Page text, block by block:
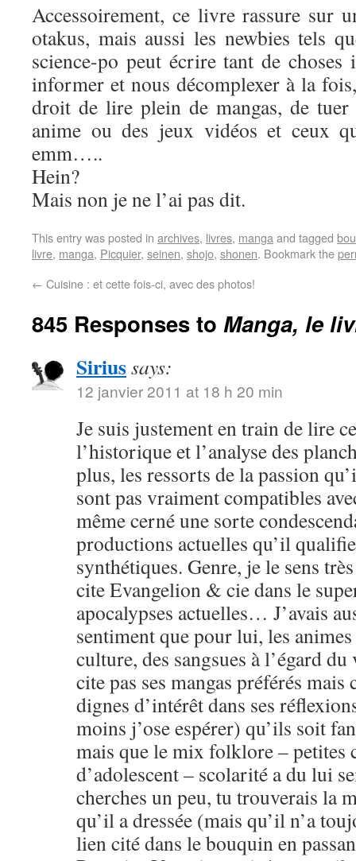
Accessoirement, ce livre rassure sur
otakus, mais aussi les newbies tels
science-po peut écrire tant de choses
informer et nous décomplexer à la
droit de lire plein de mangas, de tuer
anime ou des jeux vidéos et ceux
emm…..
Hein?
Mais non je ne l’ai pas dit.
This entry was posted in archives, livres, manga and tagged
livre, manga, Picquier, seinen, shojo, shonen. Bookmark the
← Cuisine : et cette fois-ci, avec des photos!
845 Responses to Manga, le
Siriussays:
12 janvier 2011 at 18 h 20 min
Je suis justement en train de lire
l’historique et l’analyse des
plus, les ressorts de la passion
sont pas vraiment compatibles
même cerné une sorte
productions actuelles qu’il
synthétiques. Genre, je le sens
cite Evangelion & cie dans le
apocalypses actuelles… J’avais
sentiment que pour lui, les
culture, des sangsues à l’égard
cite pas ses mangas préférés
dignes d’intérêt dans ses
moins j’ose espérer) qu’ils soit
mais que le mix folklore – petites
d’adolescent – scolarité a du lui
cherches un peu, tu trouverais la
qu’il a dressée (mais qu’il n’a
lien cité dans le bouquin en